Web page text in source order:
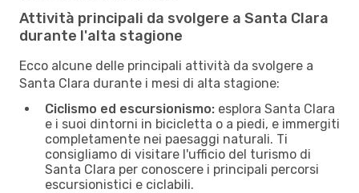
Attività principali da svolgere a Santa Clara
durante l'alta stagione
Ecco alcune delle principali attività da svolgere a
Santa Clara durante i mesi di alta stagione:
Ciclismo ed escursionismo: esplora Santa Clara
e i suoi dintorni in bicicletta o a piedi, e immergiti
completamente nei paesaggi naturali. Ti
consigliamo di visitare l'ufficio del turismo di
Santa Clara per conoscere i principali percorsi
escursionistici e ciclabili.